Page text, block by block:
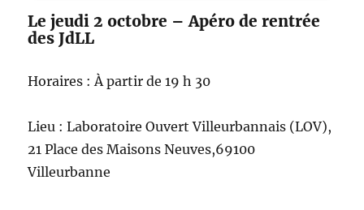
Le jeudi 2 octobre – Apéro de rentrée
des JdLL
Horaires : À partir de 19 h 30
Lieu : Laboratoire Ouvert Villeurbannais (LOV),
21 Place des Maisons Neuves,69100
Villeurbanne